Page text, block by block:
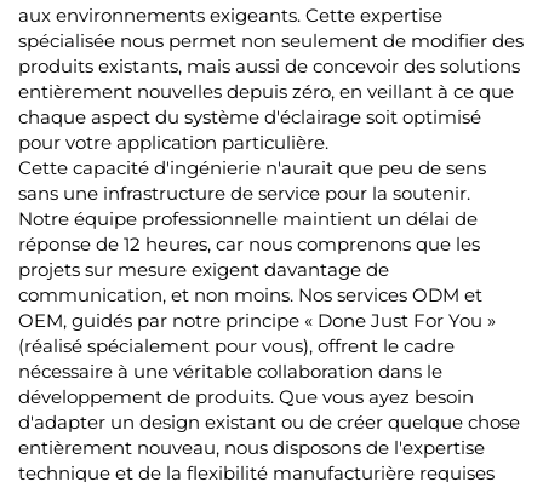
aux environnements exigeants. Cette expertise
spécialisée nous permet non seulement de modifier des
produits existants, mais aussi de concevoir des solutions
entièrement nouvelles depuis zéro, en veillant à ce que
chaque aspect du système d'éclairage soit optimisé
pour votre application particulière.
Cette capacité d'ingénierie n'aurait que peu de sens
sans une infrastructure de service pour la soutenir.
Notre équipe professionnelle maintient un délai de
réponse de 12 heures, car nous comprenons que les
projets sur mesure exigent davantage de
communication, et non moins. Nos services ODM et
OEM, guidés par notre principe « Done Just For You »
(réalisé spécialement pour vous), offrent le cadre
nécessaire à une véritable collaboration dans le
développement de produits. Que vous ayez besoin
d'adapter un design existant ou de créer quelque chose
entièrement nouveau, nous disposons de l'expertise
technique et de la flexibilité manufacturière requises